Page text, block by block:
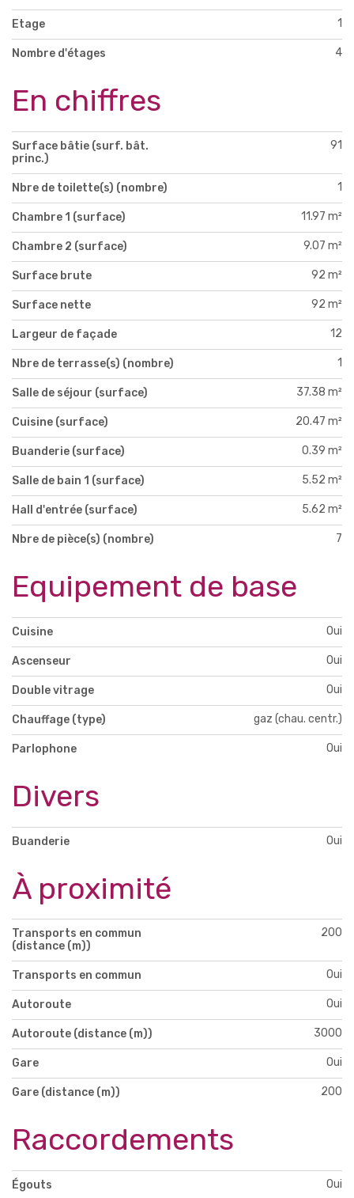
Etage 1
Nombre d'étages 4
En chiffres
Surface bâtie (surf. bât.
princ.)
91
Nbre de toilette(s) (nombre) 1
Chambre 1 (surface) 11.97 m²
Chambre 2 (surface) 9.07 m²
Surface brute 92 m²
Surface nette 92 m²
Largeur de façade 12
Nbre de terrasse(s) (nombre) 1
Salle de séjour (surface) 37.38 m²
Cuisine (surface) 20.47 m²
Buanderie (surface) 0.39 m²
Salle de bain 1 (surface) 5.52 m²
Hall d'entrée (surface) 5.62 m²
Nbre de pièce(s) (nombre) 7
Equipement de base
Cuisine Oui
Ascenseur Oui
Double vitrage Oui
Chauffage (type) gaz (chau. centr.)
Parlophone Oui
Divers
Buanderie Oui
À proximité
Transports en commun
(distance (m))
200
Transports en commun Oui
Autoroute Oui
Autoroute (distance (m)) 3000
Gare Oui
Gare (distance (m)) 200
Raccordements
Égouts Oui